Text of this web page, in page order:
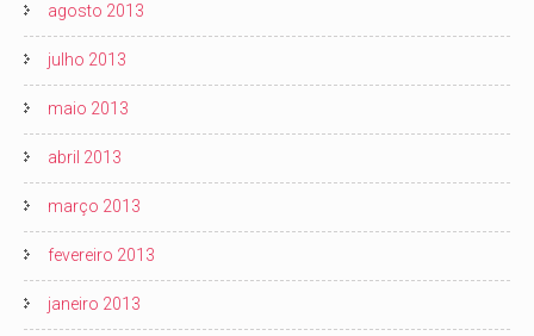
agosto 2013
julho 2013
maio 2013
abril 2013
março 2013
fevereiro 2013
janeiro 2013